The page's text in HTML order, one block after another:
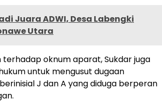
Juara ADWI, Desa Labengki
Utara
oknum aparat, Sukdar juga
untuk mengusut dugaan
J dan A yang diduga berperan